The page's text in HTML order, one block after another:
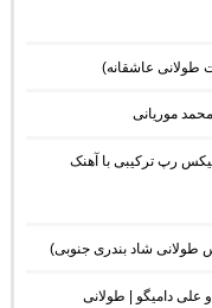
رپ ترکیبی با آهنک
43 از دیجی رهام و علی دامیگو | طولانی